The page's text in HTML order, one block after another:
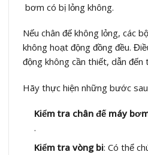
bơm có bị lỏng không.
Nếu chân đế không lỏng, các
không hoạt động đồng đều.
động không cần thiết, dẫn đến
Hãy thực hiện những bước
Kiểm tra chân đế máy
.
Kiểm tra vòng bi: Có thể